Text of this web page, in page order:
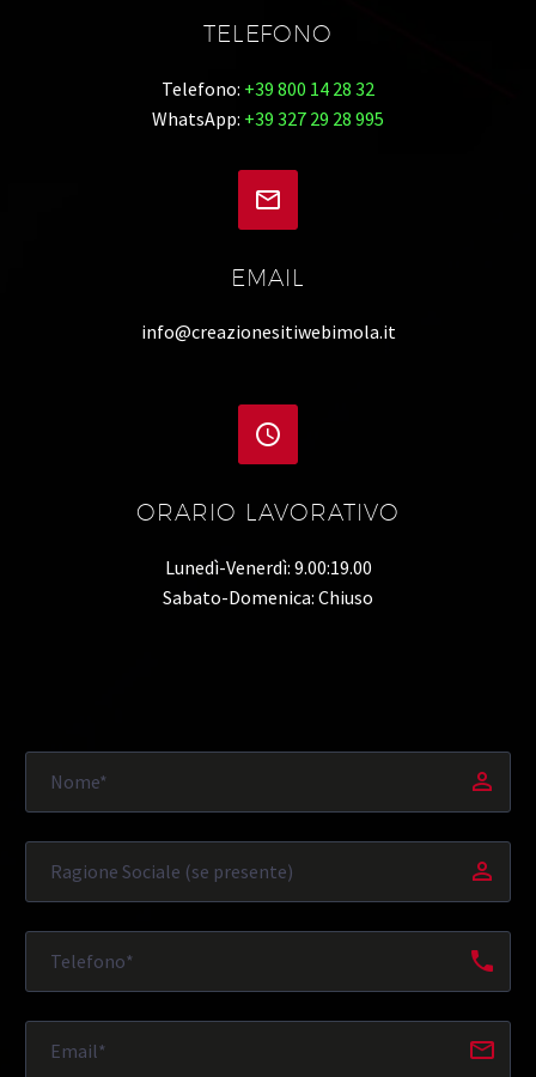
TELEFONO
Telefono: +39 800 14 28 32
WhatsApp: +39 327 29 28 995


EMAIL
info@creazionesitiwebimola.it


ORARIO LAVORATIVO
Lunedì-Venerdì: 9.00:19.00
Sabato-Domenica: Chiuso